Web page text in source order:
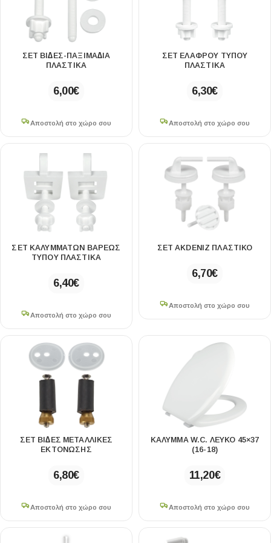
46×36.1cm
46×36.5cm 1
47.5×34.5cm
47×35.5cm
48.5×35.2cm 1
49×35cm 1
49×36cm
ΣΕΤ ΒΙ∆ΕΣ-ΠΑΞΙΜΑ∆ΙΑ
ΠΛΑΣΤΙΚΑ
6,00€
Αποστολή στο χώρο σου
ΣΕΤ ΕΛΑΦΡΟΥ ΤΥΠΟΥ
ΠΛΑΣΤΙΚΑ
6,30€
Αποστολή στο χώρο σου
ΣΕΤ ΚΑΛΥΜΜΑΤΩΝ ΒΑΡΕΩΣ
ΤΥΠΟΥ ΠΛΑΣΤΙΚΑ
6,40€
Αποστολή στο χώρο σου
ΣΕΤ AKDENIZ ΠΛΑΣΤΙΚΟ
6,70€
Αποστολή στο χώρο σου
ΣΕΤ ΒΙ∆ΕΣ ΜΕΤΑΛΛΙΚΕΣ
ΕΚΤΟΝΩΣΗΣ
6,80€
Αποστολή στο χώρο σου
ΚΑΛΥΜΜΑ W.C. ΛΕΥΚΟ 45×37
(16-18)
11,20€
Αποστολή στο χώρο σου